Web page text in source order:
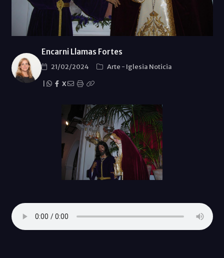
Encarni Llamas Fortes
21/02/2024 Arte - Iglesia Noticia
X